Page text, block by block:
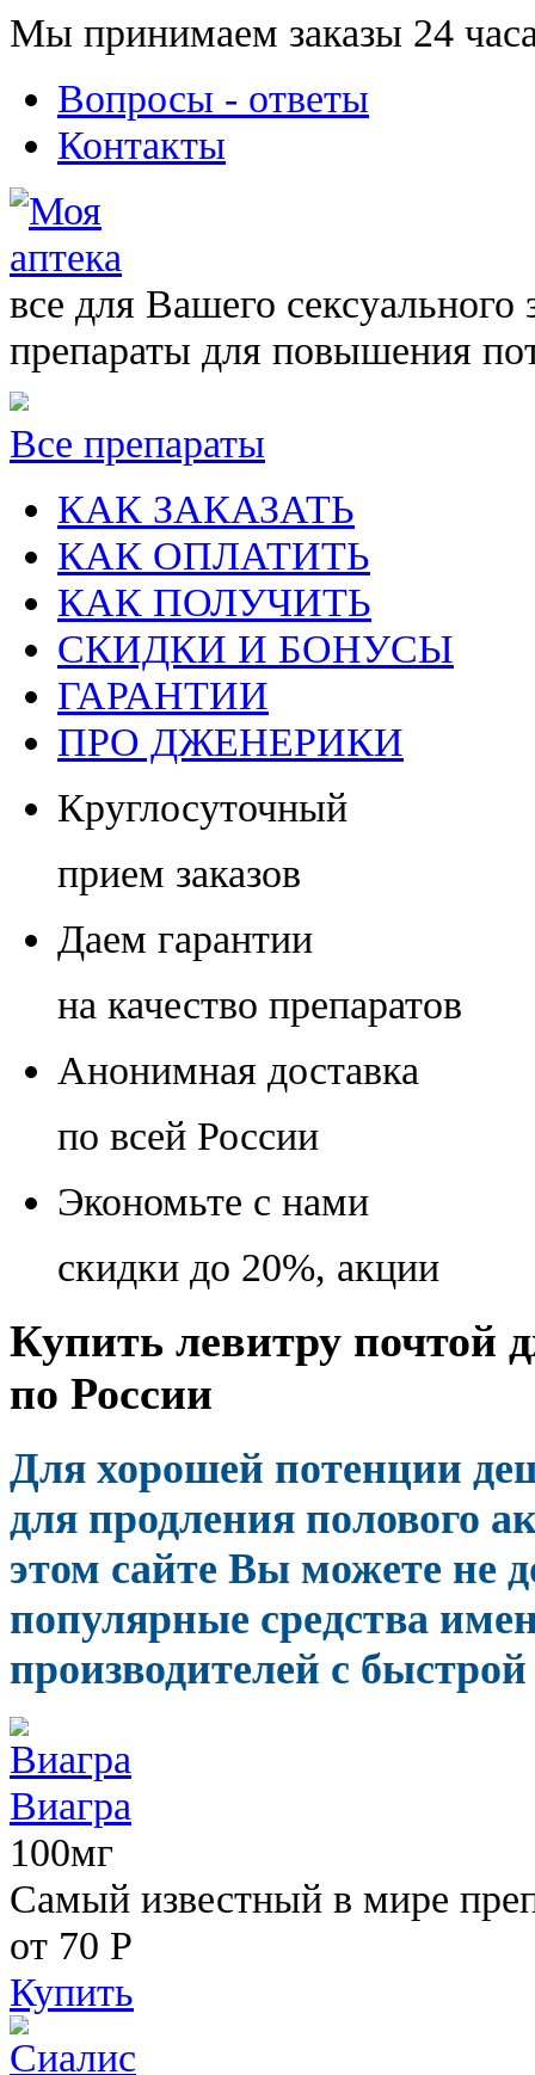
Мы принимаем заказы 24
Вопросы - ответы
Контакты
все для Вашего сексуального
препараты для повышения
Все препараты
КАК ЗАКАЗАТЬ
КАК ОПЛАТИТЬ
КАК ПОЛУЧИТЬ
СКИДКИ И БОНУСЫ
ГАРАНТИИ
ПРО ДЖЕНЕРИКИ
Круглосуточный
прием заказов
Даем гарантии
на качество препаратов
Анонимная доставка
по всей России
Экономьте с нами
скидки до 20%, акции
Купить левитру почтой
по России
Для хорошей потенции
для продления полового
этом сайте Вы можете не
популярные средства
производителей с
Виагра
100мг
Самый известный в мире
от 70 Р
Купить